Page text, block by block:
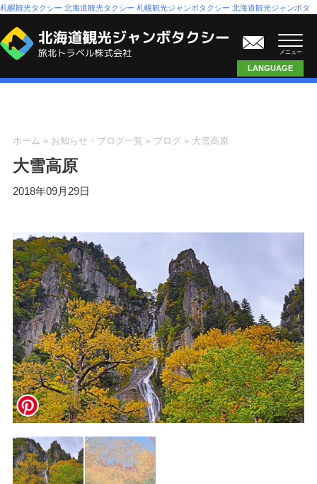
札幌観光タクシー 北海道観光タクシー 札幌観光ジャンボタクシー 北海道観光ジャンボタ
クシー 札幌ジャンボタクシー 北海道ジャンボタクシー
LANGUAGE
メニュー
ホーム » お知らせ・ブログ一覧 » ブログ» 大雪高原
大雪高原
2018年09月29日